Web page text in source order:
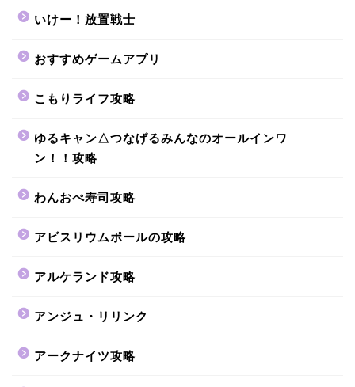
いけー！放置戦士
おすすめゲームアプリ
こもりライフ攻略
ゆるキャン△つなげるみんなのオールインワ
ン！！攻略
わんおぺ寿司攻略
アビスリウムポールの攻略
アルケランド攻略
アンジュ・リリンク
アークナイツ攻略